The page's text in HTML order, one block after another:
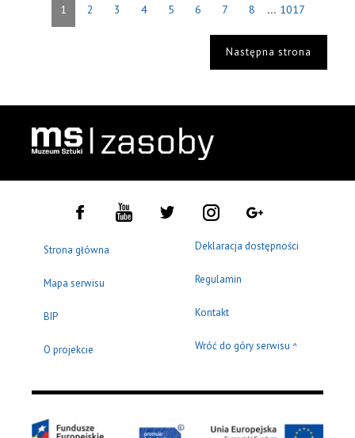
1 2 3 4 5 6 7 8 ... 1017
Następna strona
Strona główna
Mapa serwisu
BIP
O projekcie
Deklaracja dostępności
Regulamin
Kontakt
Wróć do góry serwisu ^